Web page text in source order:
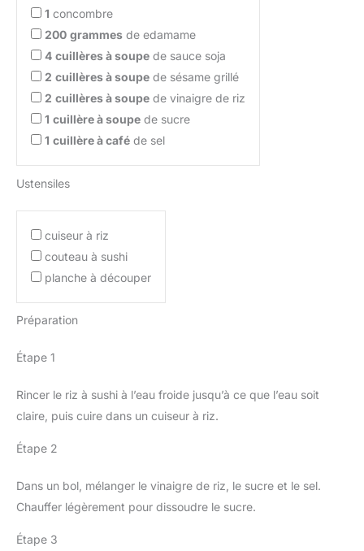
1 concombre
200 grammes de edamame
4 cuillères à soupe de sauce soja
2 cuillères à soupe de sésame grillé
2 cuillères à soupe de vinaigre de riz
1 cuillère à soupe de sucre
1 cuillère à café de sel
Ustensiles
cuiseur à riz
couteau à sushi
planche à découper
Préparation
Étape 1
Rincer le riz à sushi à l’eau froide jusqu’à ce que l’eau soit
claire, puis cuire dans un cuiseur à riz.
Étape 2
Dans un bol, mélanger le vinaigre de riz, le sucre et le sel.
Chauffer légèrement pour dissoudre le sucre.
Étape 3